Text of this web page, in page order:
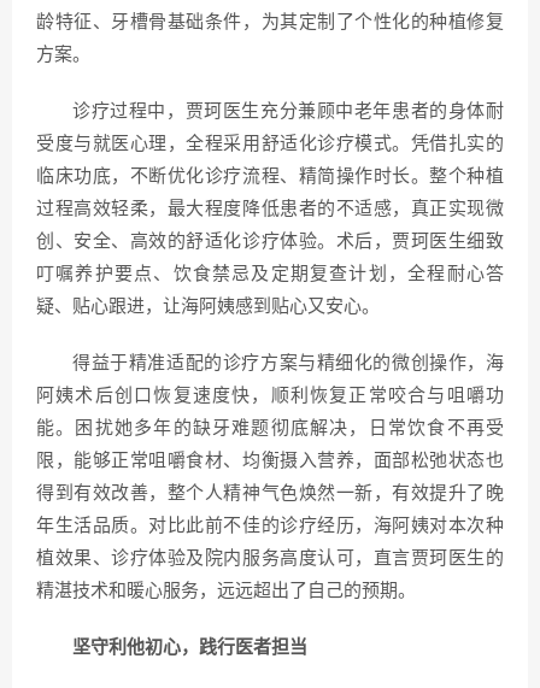
龄特征、牙槽骨基础条件，为其定制了个性化的种植修复
方案。
诊疗过程中，贾珂医生充分兼顾中老年患者的身体耐
受度与就医心理，全程采用舒适化诊疗模式。凭借扎实的
临床功底，不断优化诊疗流程、精简操作时长。整个种植
过程高效轻柔，最大程度降低患者的不适感，真正实现微
创、安全、高效的舒适化诊疗体验。术后，贾珂医生细致
叮嘱养护要点、饮食禁忌及定期复查计划，全程耐心答
疑、贴心跟进，让海阿姨感到贴心又安心。
得益于精准适配的诊疗方案与精细化的微创操作，海
阿姨术后创口恢复速度快，顺利恢复正常咬合与咀嚼功
能。困扰她多年的缺牙难题彻底解决，日常饮食不再受
限，能够正常咀嚼食材、均衡摄入营养，面部松弛状态也
得到有效改善，整个人精神气色焕然一新，有效提升了晚
年生活品质。对比此前不佳的诊疗经历，海阿姨对本次种
植效果、诊疗体验及院内服务高度认可，直言贾珂医生的
精湛技术和暖心服务，远远超出了自己的预期。
坚守利他初心，践行医者担当